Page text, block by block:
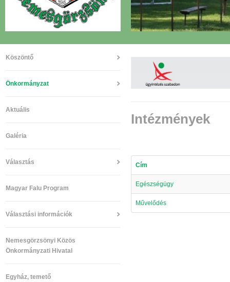
Intézmények
Cím
Egészségügy
Művelődés
Köszöntő
Önkormányzat
Aktuális
Galéria
Választás
Magyar Falu Program
Választási információk
Nemesgörzsönyi Közös
Önkormányzati Hivatal
Egyház, temető